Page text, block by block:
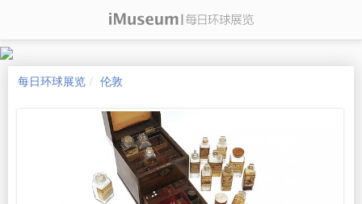
每日环球展览 伦敦